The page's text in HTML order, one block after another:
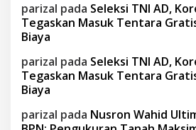
parizal pada Seleksi TNI AD,
Tegaskan Masuk Tentara
Biaya
parizal pada Seleksi TNI AD,
Tegaskan Masuk Tentara
Biaya
parizal pada Nusron Wahid